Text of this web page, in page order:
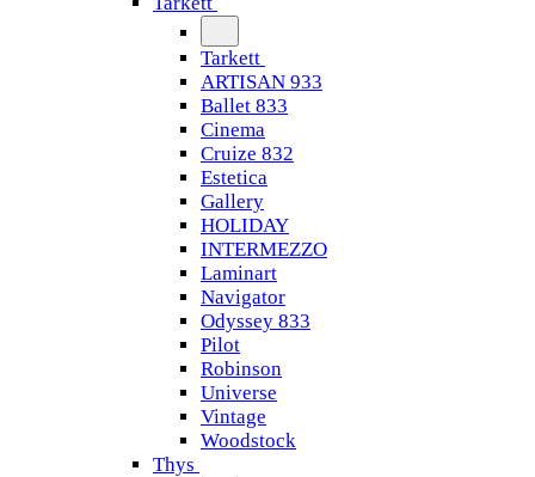
Tarkett
ARTISAN 933
Ballet 833
Cinema
Cruize 832
Estetica
Gallery
HOLIDAY
INTERMEZZO
Laminart
Navigator
Odyssey 833
Pilot
Robinson
Universe
Vintage
Woodstock
Thys